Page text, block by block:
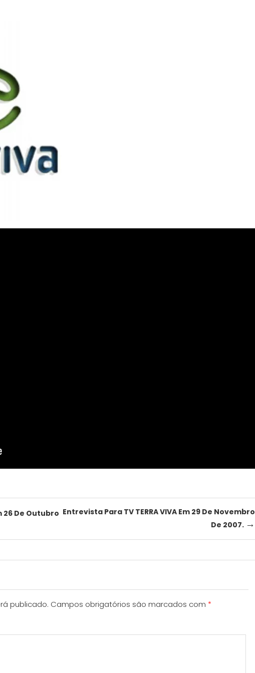
26 De Outubro Entrevista Para TV TERRA VIVA Em 29 De Novembro
De 2007. →
publicado. Campos obrigatórios são marcados com *